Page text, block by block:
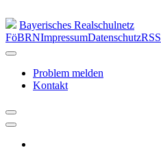
Bayerisches Realschulnetz
FöBRNImpressumDatenschutzRSS
Problem melden
Kontakt